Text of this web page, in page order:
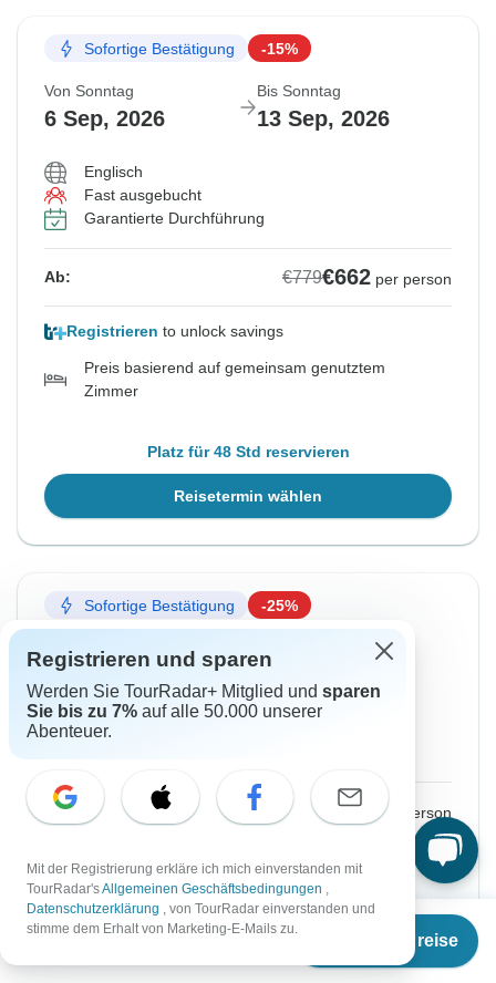
Ab€779
Termine & Preise
Sofortige Bestätigung -15%
Von Sonntag
6 Sep, 2026
Bis Sonntag
13 Sep, 2026
Englisch
Fast ausgebucht
Garantierte Durchführung
Ab: €779€662 per person
Registrieren to unlock savings
Preis basierend auf gemeinsam genutztem
Zimmer
Platz für 48 Std reservieren
Reisetermin wählen
Sofortige Bestätigung -25%
Von Sonntag
13 Sep, 2026
Englisch
Ab: €779 €584 per person
Registrierento unlock savings
Preis basierend auf gemeinsam genutztem
Zimmer
Registrieren und sparen
Werden Sie TourRadar+ Mitglied und sparen
Sie bis zu 7% auf alle 50.000 unserer
Abenteuer.
Mit der Registrierung erkläre ich mich einverstanden mit
TourRadar'sAllgemeinen Geschäftsbedingungen ,
Datenschutzerklärung , von TourRadar einverstanden und
stimme dem Erhalt von Marketing-E-Mails zu.